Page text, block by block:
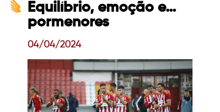
Equilíbrio, emoção e…
pormenores
04/04/2024